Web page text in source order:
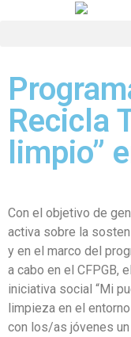
Recicla
limpio”
Con el objetivo de
activa sobre la
y en el marco del
a cabo en el CFPGB,
iniciativa social “Mi
limpieza en el
con los/as jóvenes